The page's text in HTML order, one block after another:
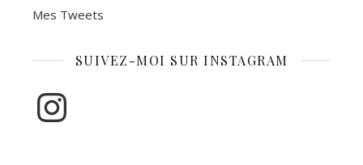
Mes Tweets
SUIVEZ-MOI SUR INSTAGRAM
Instagram